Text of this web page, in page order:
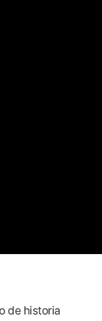
de historia